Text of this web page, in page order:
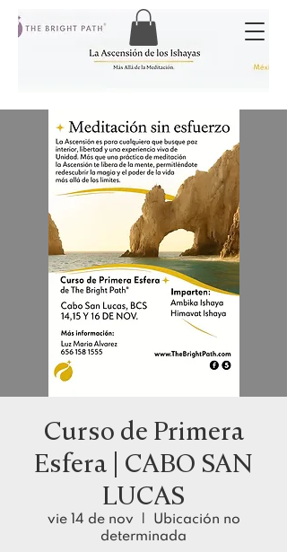
Curso de Primera
Esfera | CABO SAN
LUCAS
vie 14 de nov
Ubicación no
determinada